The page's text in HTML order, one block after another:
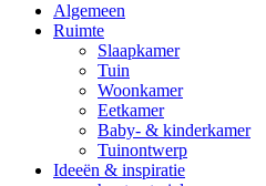
Algemeen
Ruimte
Slaapkamer
Tuin
Woonkamer
Eetkamer
Baby- & kinderkamer
Tuinontwerp
Ideeën & inspiratie